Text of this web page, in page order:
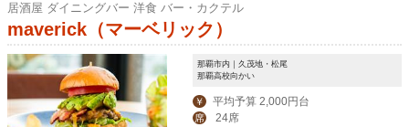
居酒屋 ダイニングバー 洋食 バー・カクテル
maverick（マーベリック）
那覇市内｜久茂地・松尾
那覇高校向かい
￥ 平均予算 2,000円台
席 24席